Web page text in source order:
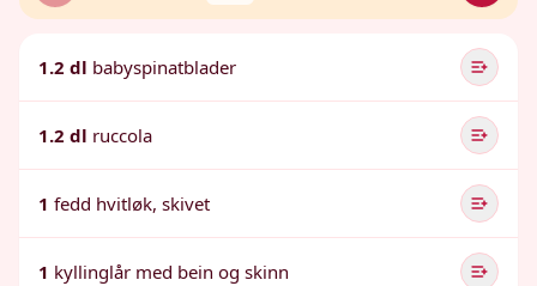
1.2 dl babyspinatblader
1.2 dl ruccola
1 fedd hvitløk, skivet
1 kyllinglår med bein og skinn